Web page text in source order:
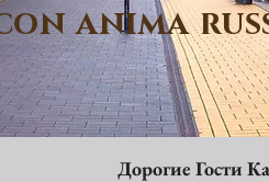
anima
Дорогие Гости